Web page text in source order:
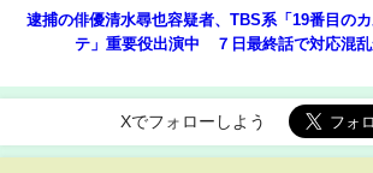
逮捕の俳優清水尋也容疑者、TBS系「19番目の
テ」重要役出演中 ７日最終話で対応混
Xでフォローしよう